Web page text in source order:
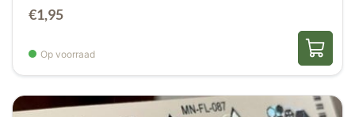
€1,95
Op voorraad